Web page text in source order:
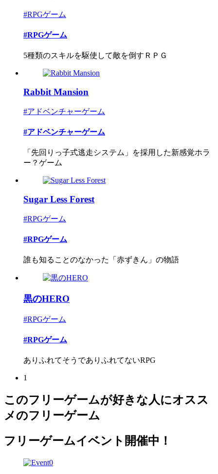
#RPGゲーム
#RPGゲーム
5種類のスキルを駆使して敵を倒すＲＰＧ
Rabbit Mansion
#アドベンチャーゲーム
#アドベンチャーゲーム
「先回りっ子式逃走システム」を採用した新感覚ホラ
ー？ゲーム
Sugar Less Forest
#RPGゲーム
#RPGゲーム
誰も知ることのなかった「赤ずきん」の物語
黒のHERO
#RPGゲーム
#RPGゲーム
ありふれてそうでありふれてないRPG
1
このフリーゲームが好きな人にオスス
メのフリーゲーム
フリーゲームイベント開催中！